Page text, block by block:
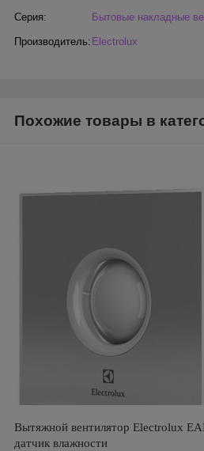
Серия: Бытовые накладные
Производитель: Electrolux
Похожие товары в
Вытяжной вентилятор Electrolux
датчик влажности